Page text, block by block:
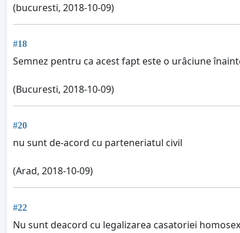
(bucuresti, 2018-10-09)
#18
Semnez pentru ca acest fapt este o urâciune
(Bucuresti, 2018-10-09)
#20
nu sunt de-acord cu parteneriatul civil
(Arad, 2018-10-09)
#22
Nu sunt deacord cu legalizarea casatoriei